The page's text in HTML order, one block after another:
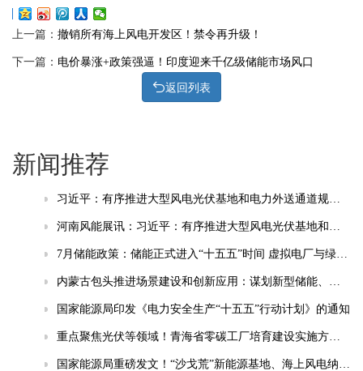
上一篇： 撤销所有海上风电开发区！禁令再升级！
下一篇： 电价暴涨+政策强逼！印度迎来千亿级储能市场风口
返回列表
新闻推荐
习近平：有序推进大型风电光伏基地和电力外送通道规划建设，加快重点行业清洁能源替代
河南风能展讯：习近平：有序推进大型风电光伏基地和电力外送通道规划建设，加快重点行业清洁能源替代
7月储能政策：储能正式进入“十五五”时间 虚拟电厂与绿电直连成热点
内蒙古包头推进场景建设和创新应用：谋划新型储能、智能电网等相关场景
国家能源局印发《电力安全生产“十五五”行动计划》的通知
重点聚焦光伏等领域！青海省零碳工厂培育建设实施方案(试行)发布
国家能源局重磅发文！“沙戈荒”新能源基地、海上风电纳入“十五五”安全重点管控工程